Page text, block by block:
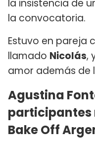
la insistencia de
la convocatoria.
Estuvo en pareja
llamado Nicolás,
amor además de
Agustina
participantes
Bake Off